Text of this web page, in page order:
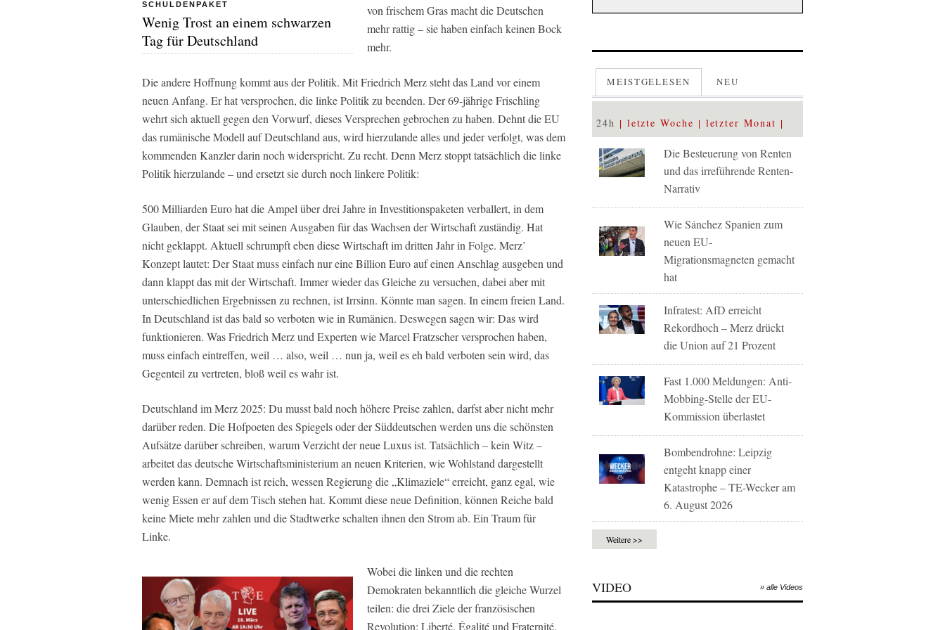
SCHULDENPAKET
Wenig Trost an einem schwarzen
Tag für Deutschland
von frischem Gras macht die Deutschen
mehr rattig – sie haben einfach keinen Bock
mehr.
Die andere Hoffnung kommt aus der Politik. Mit Friedrich Merz steht das Land vor einem
neuen Anfang. Er hat versprochen, die linke Politik zu beenden. Der 69-jährige Frischling
wehrt sich aktuell gegen den Vorwurf, dieses Versprechen gebrochen zu haben. Dehnt die EU
das rumänische Modell auf Deutschland aus, wird hierzulande alles und jeder verfolgt, was dem
kommenden Kanzler darin noch widerspricht. Zu recht. Denn Merz stoppt tatsächlich die linke
Politik hierzulande – und ersetzt sie durch noch linkere Politik:
500 Milliarden Euro hat die Ampel über drei Jahre in Investitionspaketen verballert, in dem
Glauben, der Staat sei mit seinen Ausgaben für das Wachsen der Wirtschaft zuständig. Hat
nicht geklappt. Aktuell schrumpft eben diese Wirtschaft im dritten Jahr in Folge. Merz’
Konzept lautet: Der Staat muss einfach nur eine Billion Euro auf einen Anschlag ausgeben und
dann klappt das mit der Wirtschaft. Immer wieder das Gleiche zu versuchen, dabei aber mit
unterschiedlichen Ergebnissen zu rechnen, ist Irrsinn. Könnte man sagen. In einem freien Land.
In Deutschland ist das bald so verboten wie in Rumänien. Deswegen sagen wir: Das wird
funktionieren. Was Friedrich Merz und Experten wie Marcel Fratzscher versprochen haben,
muss einfach eintreffen, weil … also, weil … nun ja, weil es eh bald verboten sein wird, das
Gegenteil zu vertreten, bloß weil es wahr ist.
Deutschland im Merz 2025: Du musst bald noch höhere Preise zahlen, darfst aber nicht mehr
darüber reden. Die Hofpoeten des Spiegels oder der Süddeutschen werden uns die schönsten
Aufsätze darüber schreiben, warum Verzicht der neue Luxus ist. Tatsächlich – kein Witz –
arbeitet das deutsche Wirtschaftsministerium an neuen Kriterien, wie Wohlstand dargestellt
werden kann. Demnach ist reich, wessen Regierung die „Klimaziele“ erreicht, ganz egal, wie
wenig Essen er auf dem Tisch stehen hat. Kommt diese neue Definition, können Reiche bald
keine Miete mehr zahlen und die Stadtwerke schalten ihnen den Strom ab. Ein Traum für
Linke.
Wobei die linken und die rechten
Demokraten bekanntlich die gleiche Wurzel
teilen: die drei Ziele der französischen
Revolution: Liberté, Égalité und Fraternité.
MEISTGELESEN NEU
24h letzte Woche letzter Monat
Die Besteuerung von Renten
und das irreführende Renten-
Narrativ
Wie Sánchez Spanien zum
neuen EU-
Migrationsmagneten gemacht
hat
Infratest: AfD erreicht
Rekordhoch – Merz drückt
die Union auf 21 Prozent
Fast 1.000 Meldungen: Anti-
Mobbing-Stelle der EU-
Kommission überlastet
Bombendrohne: Leipzig
entgeht knapp einer
Katastrophe – TE-Wecker am
6. August 2026
Weitere >>
VIDEO » alle Videos